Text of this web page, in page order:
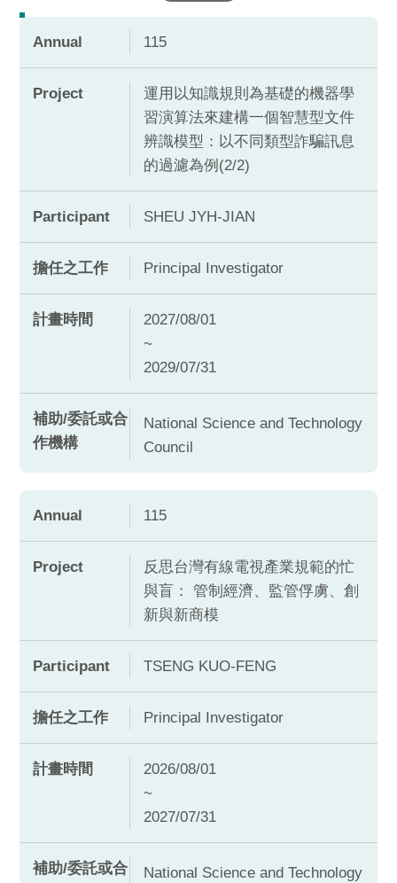
Annual 115
Project
運用以知識規則為基礎的機器學
習演算法來建構一個智慧型文件
辨識模型：以不同類型詐騙訊息
的過濾為例(2/2)
Participant SHEU JYH-JIAN
擔任之工作 Principal Investigator
計畫時間
2027/08/01
~
2029/07/31
補助/委託或合
作機構
National Science and Technology
Council
Annual 115
Project
反思台灣有線電視產業規範的忙
與盲： 管制經濟、監管俘虜、創
新與新商模
Participant TSENG KUO-FENG
擔任之工作 Principal Investigator
計畫時間
2026/08/01
~
2027/07/31
補助/委託或合
National Science and Technology